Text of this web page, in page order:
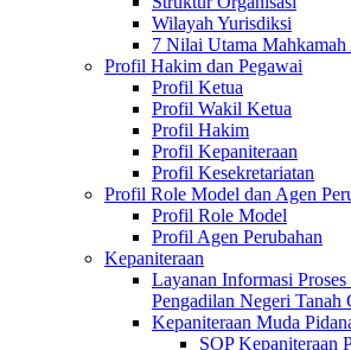
Wilayah Yurisdiksi
7 Nilai Utama
Profil Hakim dan Pegawai
Profil Ketua
Profil Wakil Ketua
Profil Hakim
Profil Kepaniteraan
Profil Kesekretariatan
Profil Role Model dan Agen
Profil Role Model
Profil Agen Perubahan
Kepaniteraan
Layanan Informasi Proses
Pengadilan Negeri Tanah
Kepaniteraan Muda
SOP Kepaniteraan